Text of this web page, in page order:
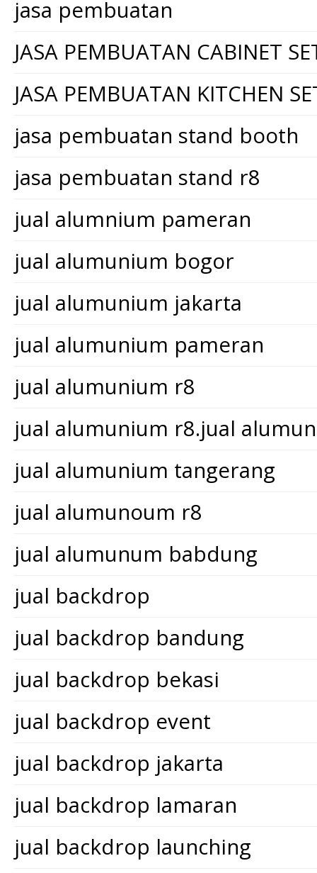
jasa pembuatan
JASA PEMBUATAN CABINET
JASA PEMBUATAN KITCHEN
jasa pembuatan stand booth
jasa pembuatan stand r8
jual alumnium pameran
jual alumunium bogor
jual alumunium jakarta
jual alumunium pameran
jual alumunium r8
jual alumunium r8.jual
jual alumunium tangerang
jual alumunoum r8
jual alumunum babdung
jual backdrop
jual backdrop bandung
jual backdrop bekasi
jual backdrop event
jual backdrop jakarta
jual backdrop lamaran
jual backdrop launching